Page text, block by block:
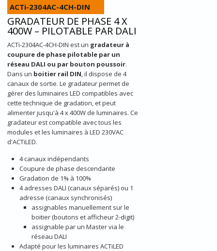
ACTi-2304AC-4CH-DIN
GRADATEUR DE PHASE 4 X
400W – PILOTABLE PAR DALI
ACTi-2304AC-4CH-DIN est un gradateur à
coupure de phase pilotable par un
réseau DALI ou par bouton poussoir.
Dans un boitier rail DIN, il dispose de 4
canaux de sortie. Le gradateur permet de
gérer des luminaires LED compatibles avec
cette technique de gradation, et peut
alimenter jusqu'à 4 x 400W de luminaires. Ce
gradateur est compatible avec tous les
modules et les luminaires à LED 230VAC
d'ACTiLED.
4 canaux indépendants
Coupure de phase descendante
Gradation de 1% à 100%
4 adresses DALI (canaux séparés) ou 1
adresse (canaux synchronisés)
assignables manuellement sur le
boitier (boutons et afficheur 2-digit)
assignable par un Master via le
réseau DALI
Adapté pour les luminaires ACTiLED